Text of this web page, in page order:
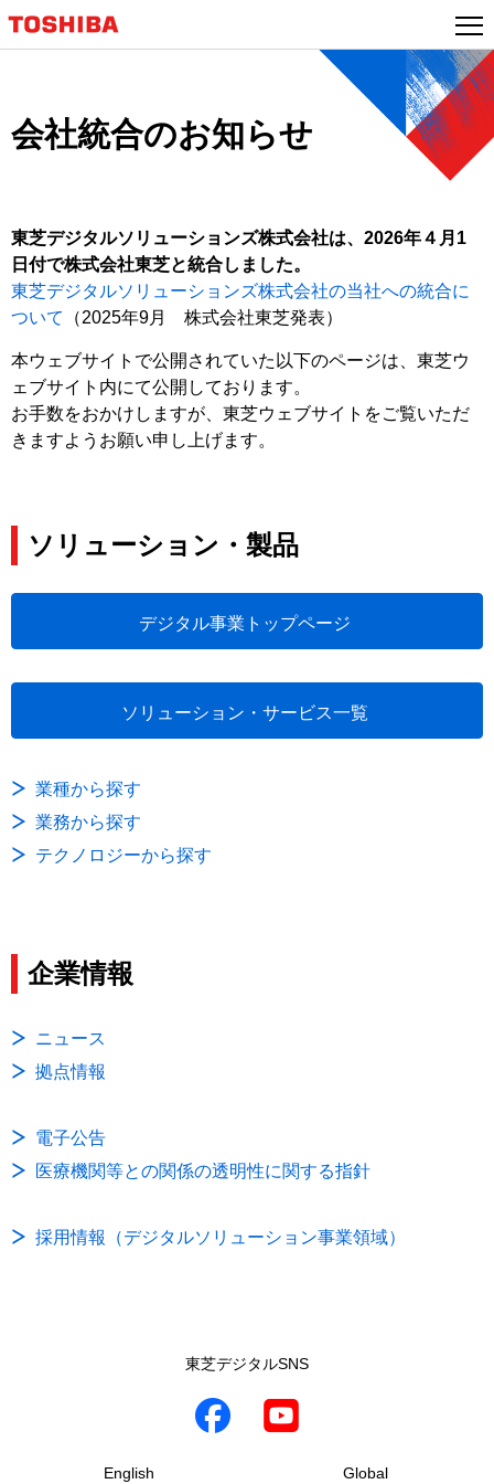
ン
会社統合のお知らせ
東芝デジタルソリューションズ株式会社は、2026年４月1
日付で株式会社東芝と統合しました。
東芝デジタルソリューションズ株式会社の当社への統合に
ついて
（2025年9月 株式会社東芝発表）
本ウェブサイトで公開されていた以下のページは、東芝ウ
ェブサイト内にて公開しております。
お手数をおかけしますが、東芝ウェブサイトをご覧いただ
きますようお願い申し上げます。
ソリューション・製品
デジタル事業トップページ
ソリューション・サービス一覧
業種から探す
業務から探す
テクノロジーから探す
企業情報
ニュース
拠点情報
電子公告
医療機関等との関係の透明性に関する指針
採用情報（デジタルソリューション事業領域）
東芝デジタルSNS
English Global